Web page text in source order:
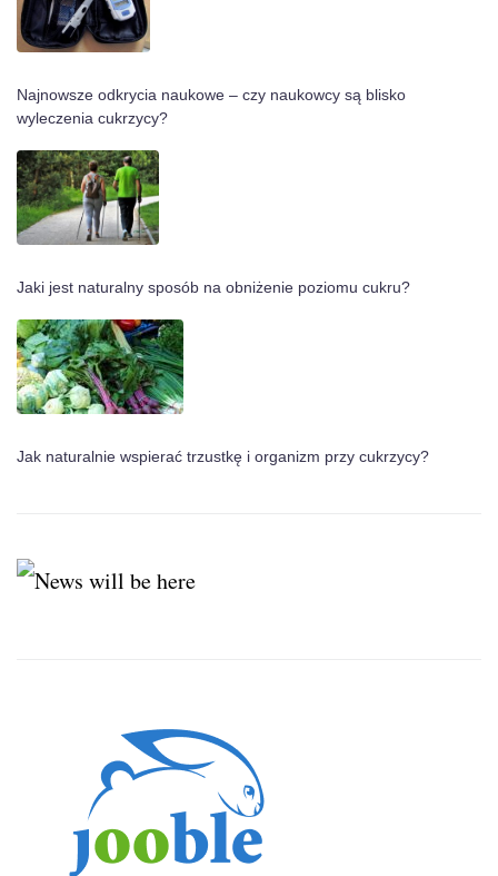
Najnowsze odkrycia naukowe – czy naukowcy są blisko
wyleczenia cukrzycy?
Jaki jest naturalny sposób na obniżenie poziomu cukru?
Jak naturalnie wspierać trzustkę i organizm przy cukrzycy?